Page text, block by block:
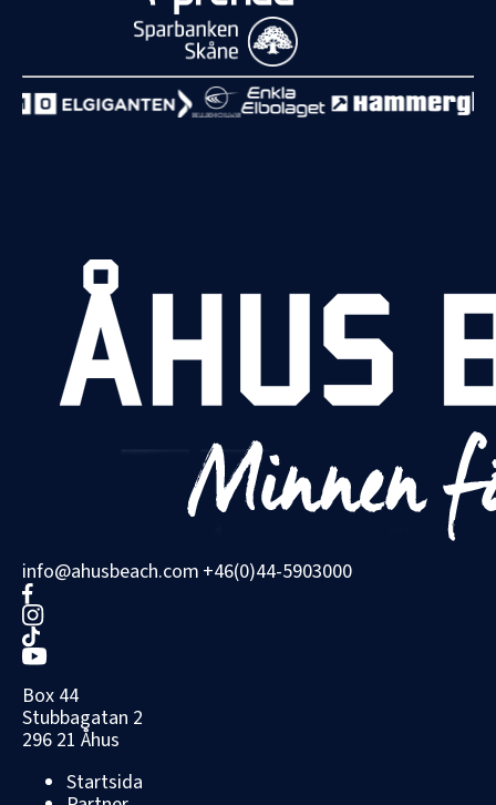
info@ahusbeach.com +46(0)44-5903000
Box 44
Stubbagatan 2
296 21 Åhus
Startsida